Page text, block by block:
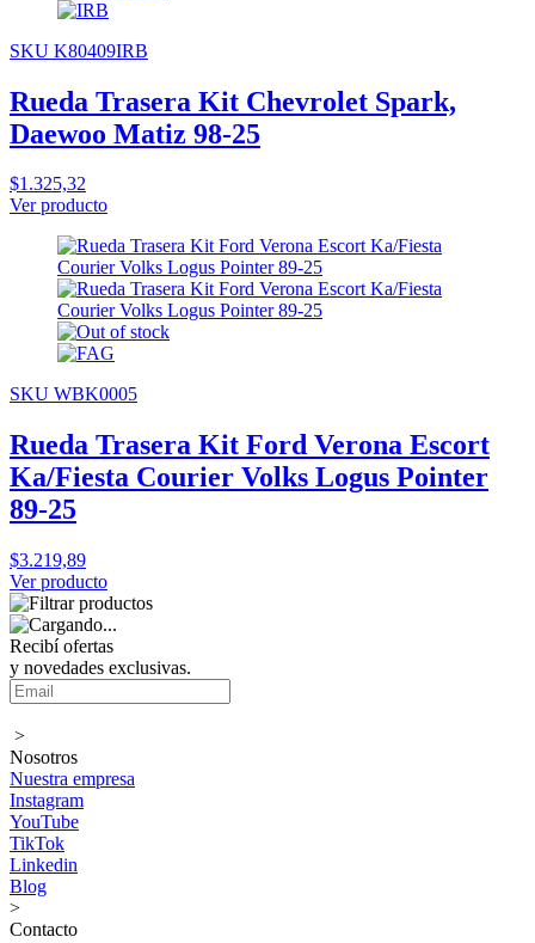
SKU K80409IRB
Rueda Trasera Kit Chevrolet Spark,
Daewoo Matiz 98-25
$1.325,32
Ver producto
SKU WBK0005
Rueda Trasera Kit Ford Verona Escort
Ka/Fiesta Courier Volks Logus Pointer
89-25
$3.219,89
Ver producto
Recibí ofertas
y novedades exclusivas.
>
Nosotros
Nuestra empresa
Instagram
YouTube
TikTok
Linkedin
Blog
>
Contacto